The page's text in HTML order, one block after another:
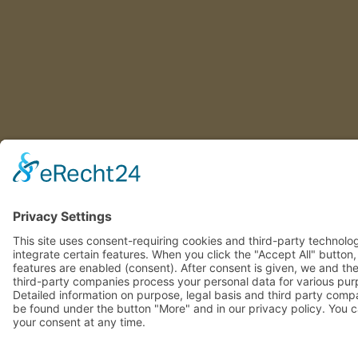
This site uses consent-requiring cookies and third-party
integrate certain features. When you click the "Accept All"
features are enabled (consent). After consent is given, we and
involved third-party companies process your personal data for